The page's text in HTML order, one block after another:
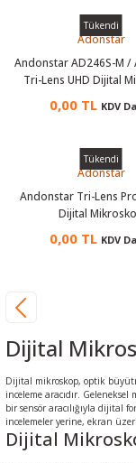
Tükendi
Adonstar
Andonstar AD246S-M /
Tri-Lens UHD Dijital
0,00 TL KDV
Tükendi
Adonstar
Andonstar Tri-Lens
Dijital
0,00 TL KDV
Dijital
Dijital mikroskop, optik
inceleme aracıdır.
bir sensör aracılığıyla dijital
incelemeler yerine, ekran
Dijital